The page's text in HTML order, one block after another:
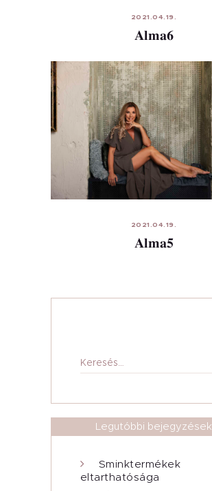
Kezdőlap
Rólam
Szolgáltatások
Árlista
2021.04.19.
Alma6
2021.04.19.
Alma5
Keresés:
Legutóbbi bejegyzések
Sminktermékek
eltarthatósága